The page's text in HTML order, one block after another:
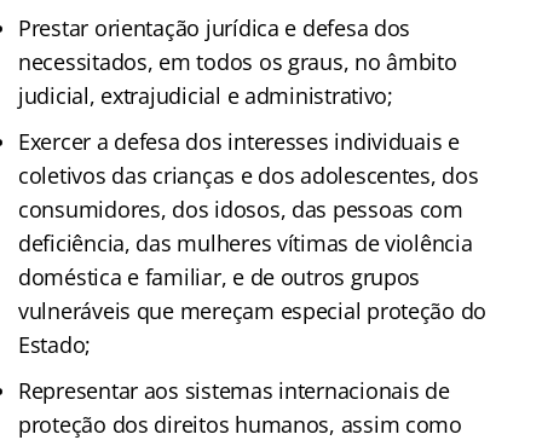
Prestar orientação jurídica e defesa dos
necessitados, em todos os graus, no âmbito
judicial, extrajudicial e administrativo;
Exercer a defesa dos interesses individuais e
coletivos das crianças e dos adolescentes, dos
consumidores, dos idosos, das pessoas com
deficiência, das mulheres vítimas de violência
doméstica e familiar, e de outros grupos
vulneráveis que mereçam especial proteção do
Estado;
Representar aos sistemas internacionais de
proteção dos direitos humanos, assim como